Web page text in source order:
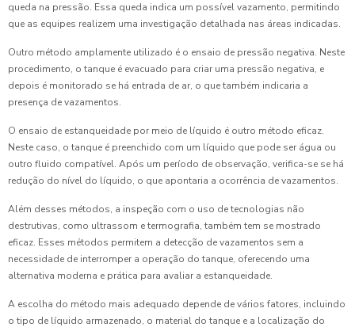
queda na pressão. Essa queda indica um possível vazamento, permitindo
que as equipes realizem uma investigação detalhada nas áreas indicadas.
Outro método amplamente utilizado é o ensaio de pressão negativa. Neste
procedimento, o tanque é evacuado para criar uma pressão negativa, e
depois é monitorado se há entrada de ar, o que também indicaria a
presença de vazamentos.
O ensaio de estanqueidade por meio de líquido é outro método eficaz.
Neste caso, o tanque é preenchido com um líquido que pode ser água ou
outro fluido compatível. Após um período de observação, verifica-se se há
redução do nível do líquido, o que apontaria a ocorrência de vazamentos.
Além desses métodos, a inspeção com o uso de tecnologias não
destrutivas, como ultrassom e termografia, também tem se mostrado
eficaz. Esses métodos permitem a detecção de vazamentos sem a
necessidade de interromper a operação do tanque, oferecendo uma
alternativa moderna e prática para avaliar a estanqueidade.
A escolha do método mais adequado depende de vários fatores, incluindo
o tipo de líquido armazenado, o material do tanque e a localização do